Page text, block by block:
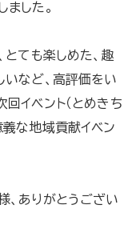
した。
とても楽しめた、趣
いなど、高評価をい
イベント（とめきち
な地域貢献イベン
、ありがとうござい